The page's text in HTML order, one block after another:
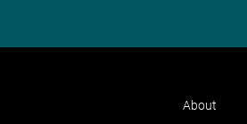
About